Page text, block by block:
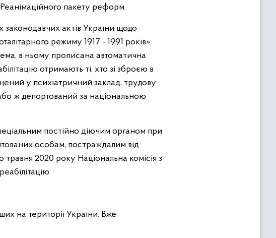
пакету реформ.
актів України щодо
режиму 1917 - 1991 років».
в ньому прописана автоматична
отримають ті, хто зі зброєю в
у психіатричний заклад, трудову
ж депортований за національною
постійно діючим органом при
особам, постраждалим від
травня 2020 року Національна комісія з
на території України. Вже